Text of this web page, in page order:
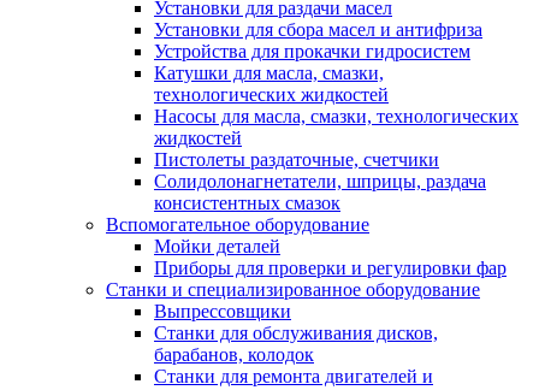
Установки для раздачи масел
Установки для сбора масел и антифриза
Устройства для прокачки гидросистем
Катушки для масла, смазки,
технологических жидкостей
Насосы для масла, смазки, технологических
жидкостей
Пистолеты раздаточные, счетчики
Солидолонагнетатели, шприцы, раздача
консистентных смазок
Вспомогательное оборудование
Мойки деталей
Приборы для проверки и регулировки фар
Станки и специализированное оборудование
Выпрессовщики
Станки для обслуживания дисков,
барабанов, колодок
Станки для ремонта двигателей и